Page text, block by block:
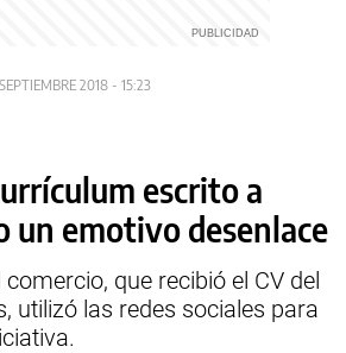
2018 - 15:23
escrito a
un emotivo desenlace
que recibió el CV del
utilizó las redes sociales para